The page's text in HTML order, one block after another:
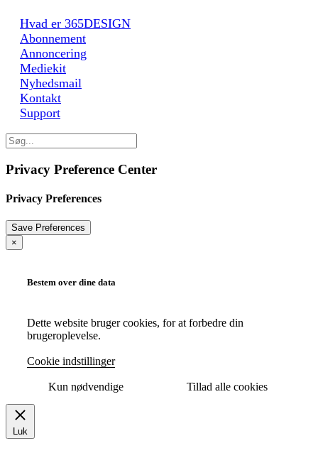
Hvad er 365DESIGN
Abonnement
Annoncering
Mediekit
Nyhedsmail
Kontakt
Support
Privacy Preference Center
Privacy Preferences
×
Bestem over dine data
Dette website bruger cookies, for at forbedre din
brugeroplevelse.
Cookie indstillinger
Kun nødvendige Tillad alle cookies
Luk